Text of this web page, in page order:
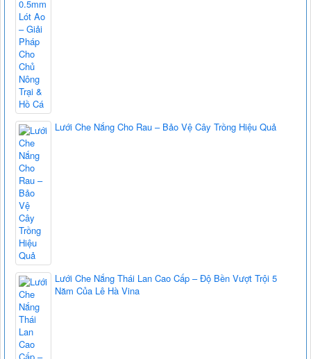
Lưới Che Nắng Cho Rau – Bảo Vệ Cây Trồng Hiệu Quả
Lưới Che Nắng Thái Lan Cao Cấp – Độ Bền Vượt Trội 5
Năm Của Lê Hà Vina